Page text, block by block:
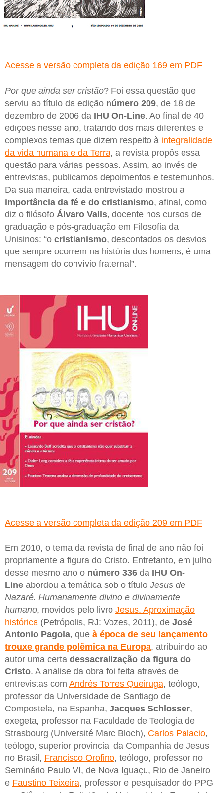
Acesse a versão completa da edição 169 em PDF
Por que ainda ser cristão? Foi essa questão que
serviu ao título da edição número 209, de 18 de
dezembro de 2006 da IHU On-Line. Ao final de 40
edições nesse ano, tratando dos mais diferentes e
complexos temas que dizem respeito à integralidade
da vida humana e da Terra, a revista propôs essa
questão para várias pessoas. Assim, ao invés de
entrevistas, publicamos depoimentos e testemunhos.
Da sua maneira, cada entrevistado mostrou a
importância da fé e do cristianismo, afinal, como
diz o filósofo Álvaro Valls, docente nos cursos de
graduação e pós-graduação em Filosofia da
Unisinos: “o cristianismo, descontados os desvios
que sempre ocorrem na história dos homens, é uma
mensagem do convívio fraternal”.
Acesse a versão completa da edição 209 em PDF
Em 2010, o tema da revista de final de ano não foi
propriamente a figura do Cristo. Entretanto, em julho
desse mesmo ano o número 336 da IHU On-
Line abordou a temática sob o título Jesus de
Nazaré. Humanamente divino e divinamente
humano, movidos pelo livro Jesus. Aproximação
histórica (Petrópolis, RJ: Vozes, 2011), de José
Antonio Pagola, que à época de seu lançamento
trouxe grande polêmica na Europa, atribuindo ao
autor uma certa dessacralização da figura do
Cristo. A análise da obra foi feita através de
entrevistas com Andrés Torres Queiruga, teólogo,
professor da Universidade de Santiago de
Compostela, na Espanha, Jacques Schlosser,
exegeta, professor na Faculdade de Teologia de
Strasbourg (Université Marc Bloch), Carlos Palacio,
teólogo, superior provincial da Companhia de Jesus
no Brasil, Francisco Orofino, teólogo, professor no
Seminário Paulo VI, de Nova Iguaçu, Rio de Janeiro
e Faustino Teixeira, professor e pesquisador do PPG